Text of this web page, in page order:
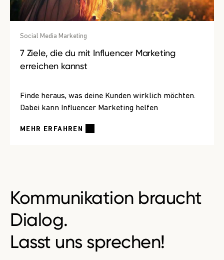
Social Media Marketing
7 Ziele, die du mit Influencer Marketing
erreichen kannst
Finde heraus, was deine Kunden wirklich möchten.
Dabei kann Influencer Marketing helfen
MEHR ERFAHREN
Kommunikation braucht
Dialog.
Lasst uns sprechen!